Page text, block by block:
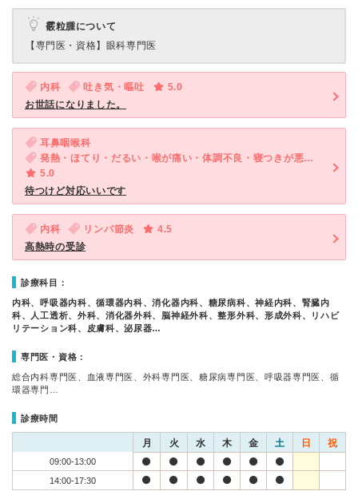
霰粒腫について
【専門医・資格】 眼科専門医
内科 吐き気・嘔吐
5.0
お世話になりました。
耳鼻咽喉科
発熱・ほてり・だるい・喉が痛い・体調不良・寝つきが悪い・不眠
5.0
待つけど対応いいです
内科 リンパ節炎
4.5
高熱時の受診
診療科目：
内科、呼吸器内科、循環器内科、消化器内科、糖尿病科、神経内科、腎臓内
科、人工透析、外科、消化器外科、脳神経外科、整形外科、形成外科、リハビ
リテーション科、皮膚科、泌尿器…
専門医・資格：
総合内科専門医、血液専門医、外科専門医、糖尿病専門医、呼吸器専門医、循
環器専門…
診療時間
月 火 水 木 金 土 日 祝
09:00-13:00
14:00-17:30